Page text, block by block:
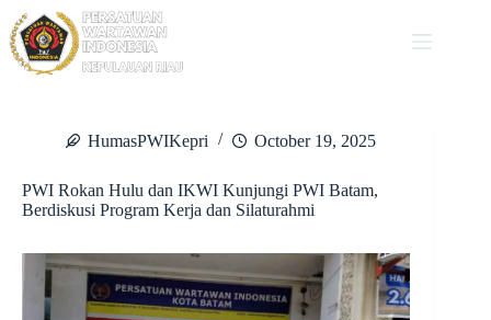
to
content
HumasPWIKepri October 19, 2025
PWI Rokan Hulu dan IKWI Kunjungi PWI Batam,
Berdiskusi Program Kerja dan Silaturahmi